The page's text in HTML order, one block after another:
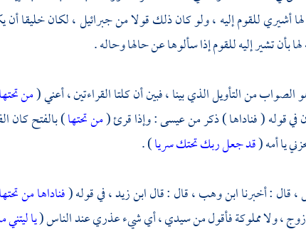
لها أشيري للقوم إليه ، ولو كان ذلك قولا منجبرائيل ،لكان خليقا أن
بأن تشير إليه للقوم إذا سألوها عن حالها وحاله .
من التأويل الذي بينا ، فبين أن كلتا القراءتين ، أعني (من تحتها
قوله ( فناداها ) ذكر منعيسى: وإذا قرئ (من تحتها) بالفتح كان
يا أمه (قد جعل ربك تحتك سريا) .
،قال : أخبرناابن وهب ،قال : قالابن زيد ،في قوله (فناداها من
، ولا مملوكة فأقول من سيدي ، أي شيء عذري عند الناس (يا